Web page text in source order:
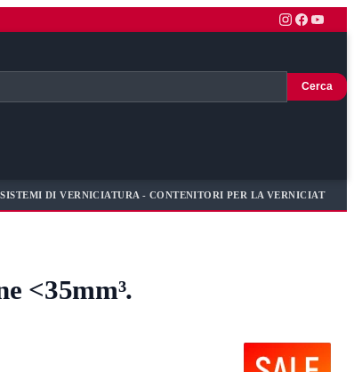
Cerca
SISTEMI DI VERNICIATURA - CONTENITORI PER LA VERNICIATURA
<35mm³.